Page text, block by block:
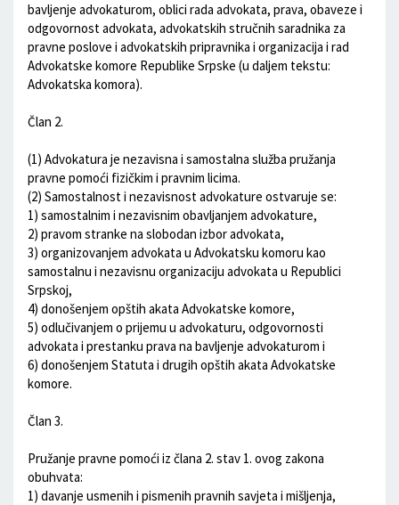
bavljenje advokaturom, oblici rada advokata, prava, obaveze i
odgovornost advokata, advokatskih stručnih saradnika za
pravne poslove i advokatskih pripravnika i organizacija i rad
Advokatske komore Republike Srpske (u daljem tekstu:
Advokatska komora).
Član 2.
(1) Advokatura je nezavisna i samostalna služba pružanja
pravne pomoći fizičkim i pravnim licima.
(2) Samostalnost i nezavisnost advokature ostvaruje se:
1) samostalnim i nezavisnim obavljanjem advokature,
2) pravom stranke na slobodan izbor advokata,
3) organizovanjem advokata u Advokatsku komoru kao
samostalnu i nezavisnu organizaciju advokata u Republici
Srpskoj,
4) donošenjem opštih akata Advokatske komore,
5) odlučivanjem o prijemu u advokaturu, odgovornosti
advokata i prestanku prava na bavljenje advokaturom i
6) donošenjem Statuta i drugih opštih akata Advokatske
komore.
Član 3.
Pružanje pravne pomoći iz člana 2. stav 1. ovog zakona
obuhvata:
1) davanje usmenih i pismenih pravnih savjeta i mišljenja,